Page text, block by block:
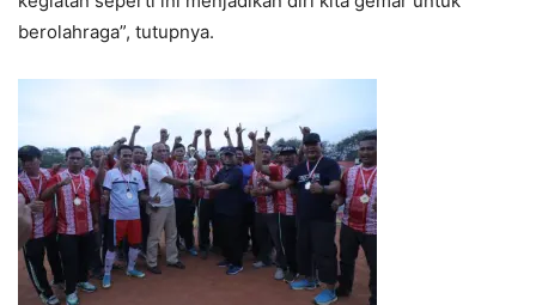
berolahraga”, tutupnya.